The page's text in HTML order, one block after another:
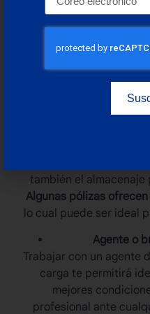
protección
rechazar una
Análisis
No todas las pólizas
humedad, infestación
cuidado las
cláusulas adicionales
también el
Algunas pólizas
lo cual puede ser ideal
Agente o
Trabajar con un agente
carga te permitirá
mejores
profesional ante